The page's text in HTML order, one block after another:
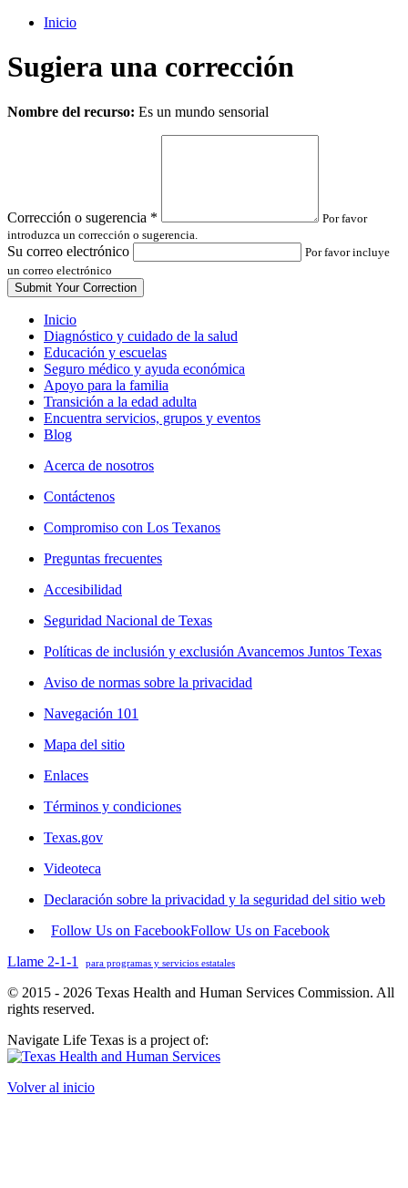
Inicio
Sugiera una corrección
Leave
Nombre del recurso: Es un mundo sensorial
Corrección o sugerencia *
Por favor
introduzca un corrección o sugerencia.
Su correo electrónico
Por favor incluye
un correo electrónico
Inicio
Diagnóstico y cuidado de la salud
Educación y escuelas
Seguro médico y ayuda económica
Apoyo para la familia
Transición a la edad adulta
Encuentra servicios, grupos y eventos
Blog
Acerca de nosotros
Contáctenos
Compromiso con Los Texanos
Preguntas frecuentes
Accesibilidad
Seguridad Nacional de Texas
Políticas de inclusión y exclusión Avancemos Juntos Texas
Aviso de normas sobre la privacidad
Navegación 101
Mapa del sitio
Enlaces
Términos y condiciones
Texas.gov
Videoteca
Declaración sobre la privacidad y la seguridad del sitio web
Follow Us on FacebookFollow Us on Facebook
Llame 2-1-1
para programas y servicios estatales
© 2015 - 2026 Texas Health and Human Services Commission. All
rights reserved.
Navigate Life Texas is a project of:
Volver al inicio